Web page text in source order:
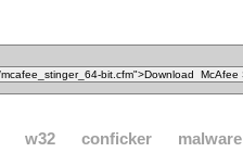
w32 conficker malware